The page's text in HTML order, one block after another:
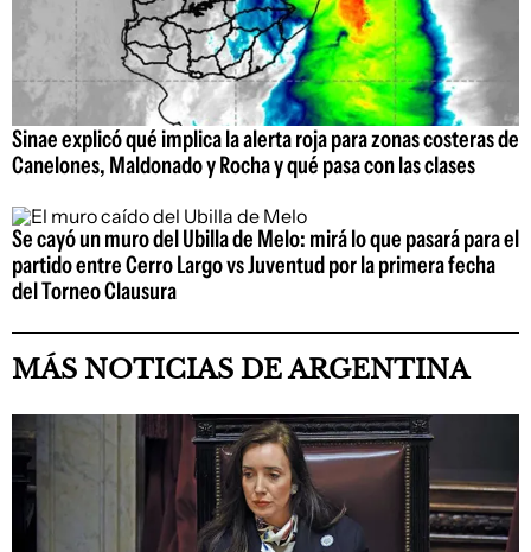
Sinae explicó qué implica la alerta roja para zonas costeras de
Canelones, Maldonado y Rocha y qué pasa con las clases
Se cayó un muro del Ubilla de Melo: mirá lo que pasará para el
partido entre Cerro Largo vs Juventud por la primera fecha
del Torneo Clausura
MÁS NOTICIAS DE ARGENTINA